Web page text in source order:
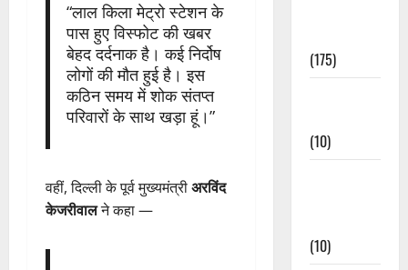
“लाल किला मेट्रो स्टेशन के
पास हुए विस्फोट की खबर
बेहद दर्दनाक है। कई निर्दोष
लोगों की मौत हुई है। इस
कठिन समय में शोक संतप्त
परिवारों के साथ खड़ा हूं।”
वहीं, दिल्ली के पूर्व मुख्यमंत्रीअरविंद
केजरीवालने कहा —
(175)
(10)
(10)